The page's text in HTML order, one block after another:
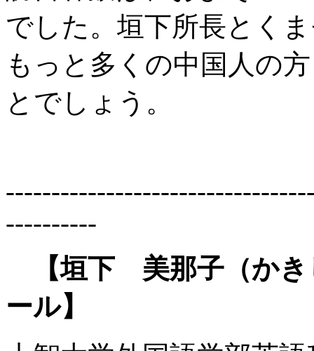
でした。垣下所長とく
もっと多くの中国人の
とでしょう。
----------
【垣下 美那子（かき
ール】